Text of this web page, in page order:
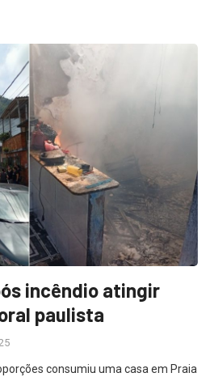
incêndio atingir
paulista
consumiu uma casa em Praia